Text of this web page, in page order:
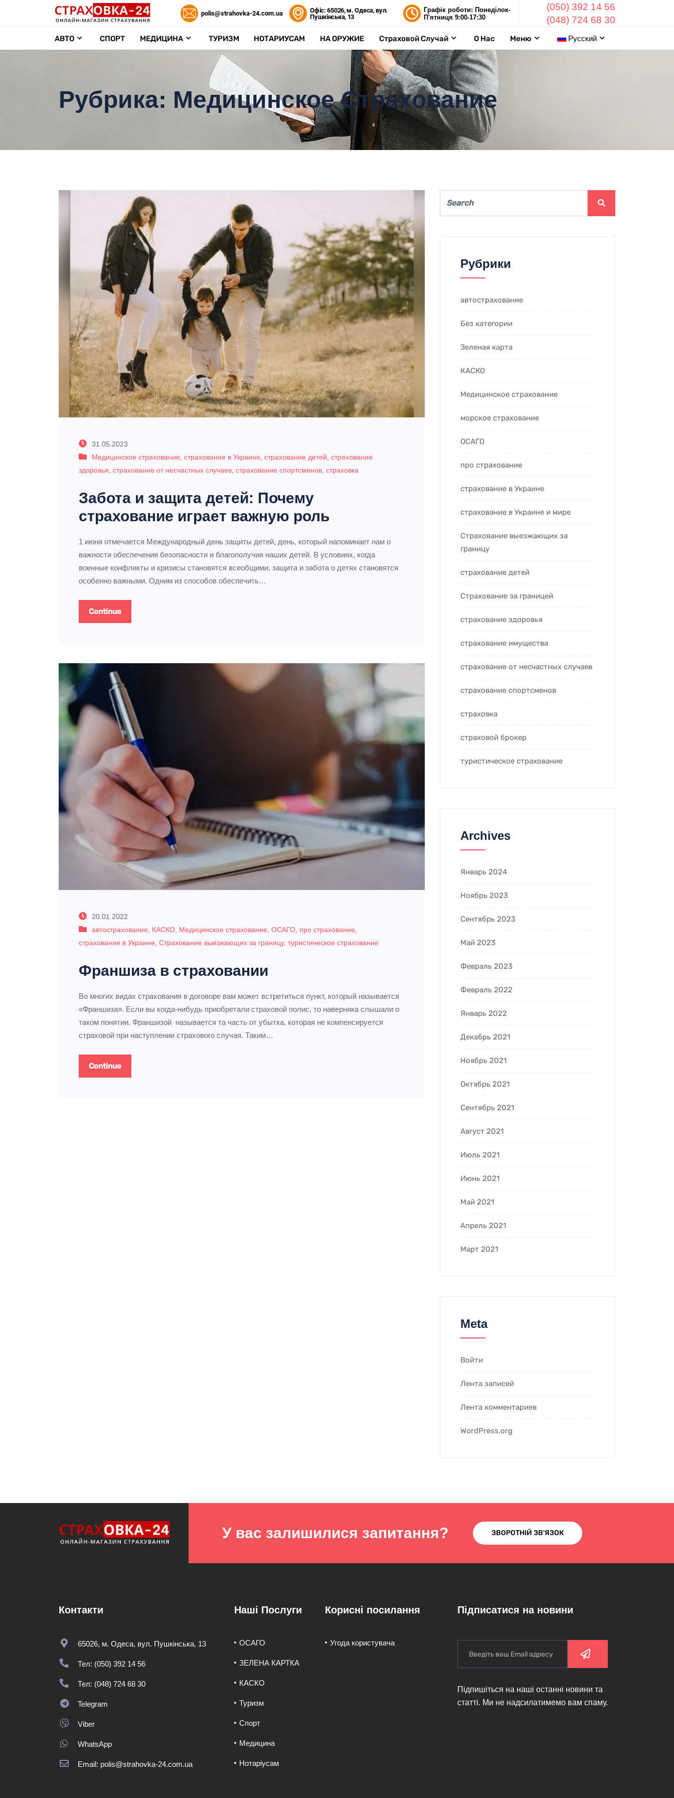
polis@strahovka-24.com.ua
Офіс: 65026, м. Одеса, вул.
Пушкінська, 13
Графік роботи: Понеділок-
П'ятниця 9:00-17:30
(050) 392 14 56
(048) 724 68 30
АВТО СПОРТ МЕДИЦИНА ТУРИЗМ НОТАРИУСАМ НА ОРУЖИЕ Страховой Случай О Нас Меню Русский
Рубрика: Медицинское Страхование
31.05.2023
Медицинское страхование страхование в Украине страхование детей страхование
здоровья страхование от несчастных случаев страхование спортсменов страховка
Забота и защита детей: Почему
страхование играет важную роль
1 июня отмечается Международный день защиты детей, день, который напоминает нам о
важности обеспечения безопасности и благополучия наших детей. В условиях, когда
военные конфликты и кризисы становятся всеобщими, защита и забота о детях становятся
особенно важными. Одним из способов обеспечить…
Continue
20.01.2022
автострахование
КАСКО Медицинское страхование ОСАГО про страхование
страхование в Украине Страхование выезжающих за границу, туристическое страхование
Франшиза в страховании
Во многих видах страхования в договоре вам может встретиться пункт, который называется
«Франшиза». Если вы когда-нибудь приобретали страховой полис, то наверняка слышали о
таком понятии. Франшизой называется та часть от убытка, которая не компенсируется
страховой при наступлении страхового случая. Таким…
Continue
Рубрики
автострахование
Без категории
Зеленая карта
КАСКО
Медицинское страхование
морское страхование
ОСАГО
про страхование
страхование в Украине
страхование в Украине и мире
Страхование выезжающих за
границу
страхование детей
Страхование за границей
страхование здоровья
страхование имущества
страхование от несчастных случаев
страхование спортсменов
страховка
страховой брокер
туристическое страхование
Archives
Январь 2024
Ноябрь 2023
Сентябрь 2023
Май 2023
Февраль 2023
Февраль 2022
Январь 2022
Декабрь 2021
Ноябрь 2021
Октябрь 2021
Сентябрь 2021
Август 2021
Июль 2021
Июнь 2021
Май 2021
Апрель 2021
Март 2021
Meta
Войти
Лента записей
Лента комментариев
WordPress.org
У вас залишилися запитання? ЗВОРОТНІЙ ЗВ'ЯЗОК
Контакти
65026, м. Одеса, вул. Пушкінська, 13
Тел: (050) 392 14 56
Тел: (048) 724 68 30
Telegram
Viber
WhatsApp
Email: polis@strahovka-24.com.ua
Наші Послуги
ОСАГО
ЗЕЛЕНА КАРТКА
КАСКО
Туризм
Спорт
Медицина
Нотаріусам
Корисні посилання
Угода користувача
Підписатися на новини
Підпишіться на наші останні новини та
статті. Ми не надсилатимемо вам спаму.